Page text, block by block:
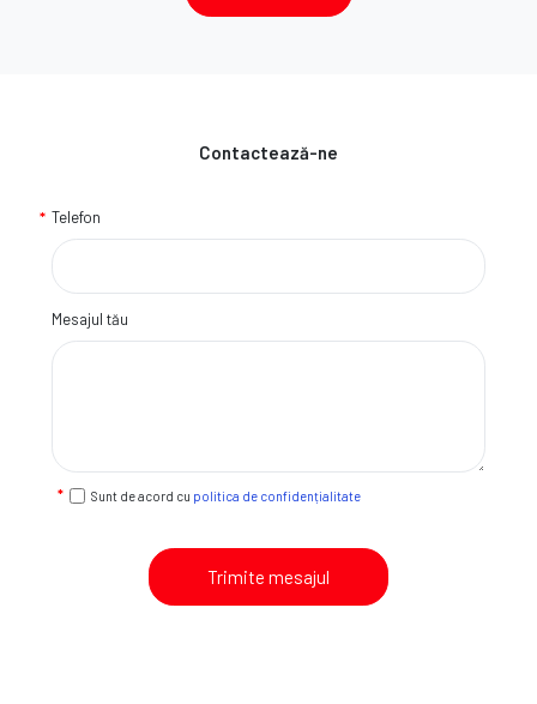
Contactează-ne
Telefon
Mesajul tău
Sunt de acord cu politica de confidențialitate
Trimite mesajul